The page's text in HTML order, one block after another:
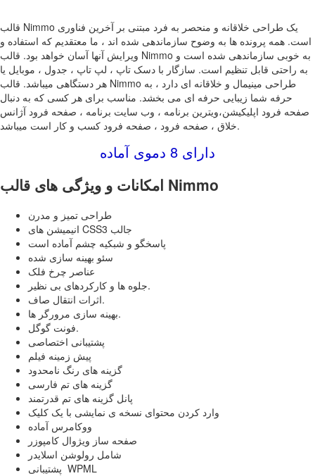
قالب Nimmo یک طراحی خلاقانه و منحصر به فرد مبتنی بر آخرین فناوری
است. همه پرونده ها به وضوح سازماندهی شده اند ، ما معتقدیم که استفاده و
ویرایش آنها آسان خواهد بود. قالب Nimmo به خوبی سازماندهی شده است و
به راحتی قابل تنظیم است. سازگار با دسک تاپ ، لپ تاپ ، جدول ، موبایل یا
هر دستگاهی میباشد. قالب Nimmo طراحی مینیمال و خلاقانه ای دارد ، به
حرفه شما زیبایی حرفه ای می بخشد. مناسب برای هر کسی که به دنبال
صفحه فرود اپلیکیشن،ویترین برنامه ، وب سایت برنامه ، صفحه فرود آژانس
خلاق ، صفحه فرود ، صفحه فرود کسب و کار است میباشد.
دارای 8 دموی آماده
امکانات و ویژگی های قالب Nimmo
طراحی تمیز و مدرن
انیمیشن های CSS3 جالب
پاسخگو و شبکیه چشم آماده است
سئو بهینه سازی شده
عناصر چرخ فلک
جلوه ها و کارکردهای بی نظیر.
اثرات انتقال صاف.
بهینه سازی مرورگر ها.
فونت گوگل.
پشتیبانی اختصاصی
پیش زمینه فیلم
گزینه های رنگ نامحدود
گزینه های تم فارسی
پانل گزینه های تم قدرتمند
وارد کردن محتوای نسخه ی نمایشی با یک کلیک
ووکامرس آماده
صفحه ساز ویژوال کامپوزر
شامل رولوشن اسلایدر
پشتیبانی WPML